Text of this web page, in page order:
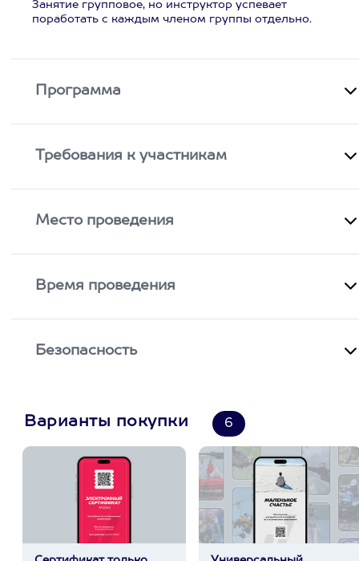
Занятие групповое, но инструктор успевает
поработать с каждым членом группы отдельно.
Программа
Требования к участникам
Место проведения
Время проведения
Безопасность
Варианты покупки 6